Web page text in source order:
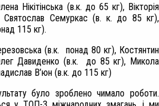
Нікітінська (в.к. до 65 кг), Вікторія
Святослав Семуркас (в. к. до 85 кг),
115 кг).
(в.к. понад 80 кг), Костянтин
Давиденко (в.к. до 85 кг), Микола
В’юн (в.к. до 115 кг)
було зроблено чимало роботи.